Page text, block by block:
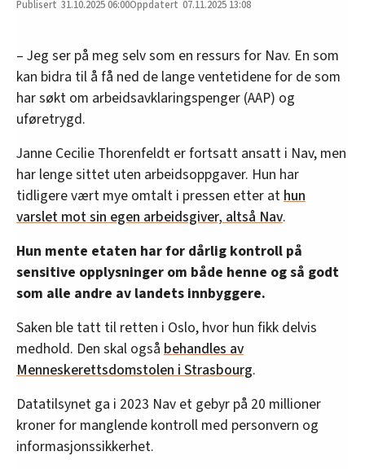
31.10.202506:00 07.11.2025 13:08
– Jeg ser på meg selv som en ressurs for Nav. En som
kan bidra til å få ned de lange ventetidene for de som
har søkt om arbeidsavklaringspenger (AAP) og
uføretrygd.
Janne Cecilie Thorenfeldt er fortsatt ansatt i Nav, men
har lenge sittet uten arbeidsoppgaver. Hun har
tidligere vært mye omtalt i pressen etter at hun
varslet mot sin egen arbeidsgiver, altså Nav.
Hun mente etaten har for dårlig kontroll på
sensitive opplysninger om både henne og så godt
som alle andre av landets innbyggere.
Saken ble tatt til retten i Oslo, hvor hun fikk delvis
medhold. Den skal også behandles av
Menneskerettsdomstolen i Strasbourg.
Datatilsynet ga i 2023 Nav et gebyr på 20 millioner
kroner for manglende kontroll med personvern og
informasjonssikkerhet.